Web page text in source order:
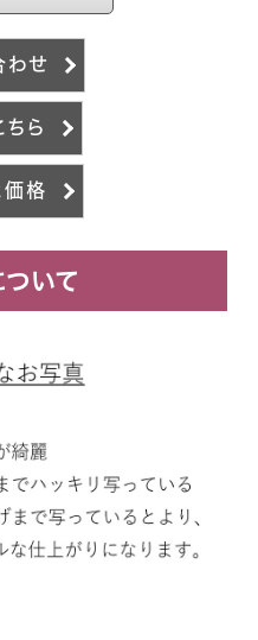
わせ
ちら
価格
いて